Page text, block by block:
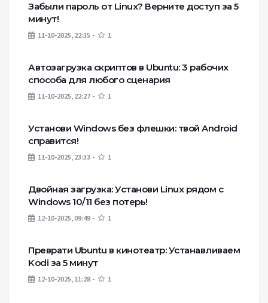
Забыли пароль от Linux? Верните доступ за 5
минут!
11-10-2025, 22:35 1
Автозагрузка скриптов в Ubuntu: 3 рабочих
способа для любого сценария
11-10-2025, 22:27 1
Установи Windows без флешки: твой Android
справится!
11-10-2025, 23:33 1
Двойная загрузка: Установи Linux рядом с
Windows 10/11 без потерь!
12-10-2025, 09:49 1
Преврати Ubuntu в кинотеатр: Устанавливаем
Kodi за 5 минут
12-10-2025, 11:28 1